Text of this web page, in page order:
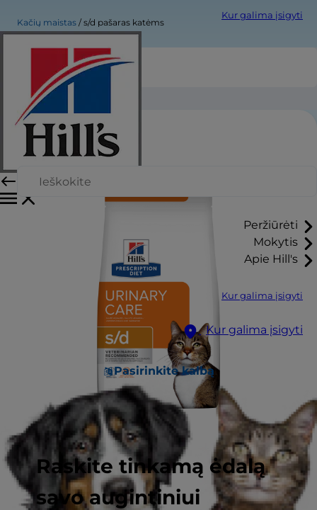
Kur galima įsigyti
Peržiūrėti
Mokytis
Apie Hill's
Kur galima įsigyti
Kur galima įsigyti
Pasirinkite kalbą
Raskite tinkamą ėdalą
savo augintiniui
Kačių maistas s/d pašaras katėms
s/d pašaras katėms